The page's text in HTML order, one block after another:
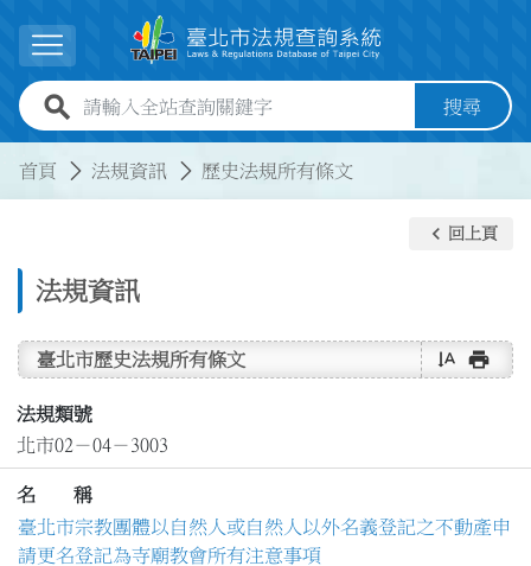
展開選單
全站查詢關鍵字欄位 搜尋
首頁 法規資訊 歷史法規所有條文
法規資訊
keyboard_arrow_left 回上頁
臺北市歷史法規所有條文 text_rotate_vertical print
法規類號
北市02－04－3003
名 稱
臺北市宗教團體以自然人或自然人以外名義登記之不動產申
請更名登記為寺廟教會所有注意事項